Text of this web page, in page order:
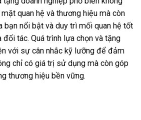
quan hệ và thương hiệu mà còn
bạn nổi bật và duy trì mối quan hệ tốt
đối tác. Quá trình lựa chọn và tặng
với sự cân nhắc kỹ lưỡng để đảm
chỉ có giá trị sử dụng mà còn góp
thương hiệu bền vững.